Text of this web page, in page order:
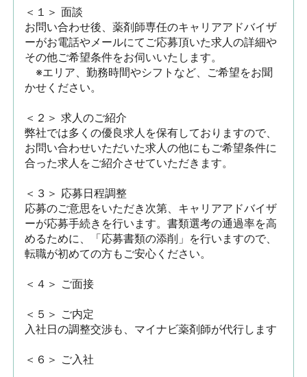
＜１＞ 面談
お問い合わせ後、薬剤師専任のキャリアアドバイザ
ーがお電話やメールにてご応募頂いた求人の詳細や
その他ご希望条件をお伺いいたします。
※エリア、勤務時間やシフトなど、ご希望をお聞
かせください。
＜２＞ 求人のご紹介
弊社では多くの優良求人を保有しておりますので、
お問い合わせいただいた求人の他にもご希望条件に
合った求人をご紹介させていただきます。
＜３＞ 応募日程調整
応募のご意思をいただき次第、キャリアアドバイザ
ーが応募手続きを行います。書類選考の通過率を高
めるために、「応募書類の添削」を行いますので、
転職が初めての方もご安心ください。
＜４＞ ご面接
＜５＞ ご内定
入社日の調整交渉も、マイナビ薬剤師が代行します
＜６＞ ご入社